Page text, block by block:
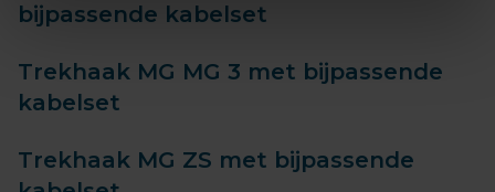
bijpassende kabelset
Trekhaak MG MG 3 met bijpassende
kabelset
Trekhaak MG ZS met bijpassende